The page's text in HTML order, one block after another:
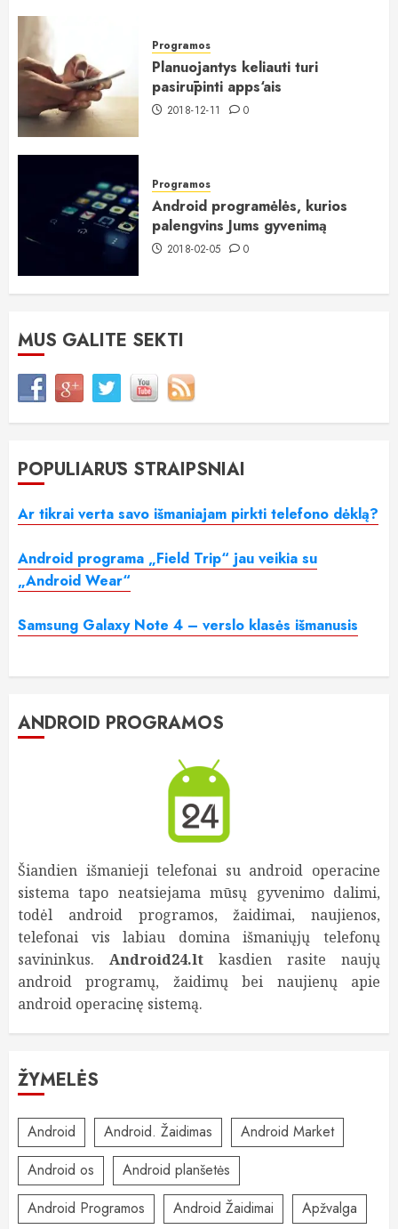
Programos
Planuojantys keliauti turi
pasirūpinti apps‘ais
2018-12-11 0
Programos
Android programėlės, kurios
palengvins Jums gyvenimą
2018-02-05 0
MUS GALITE SEKTI
POPULIARŪS STRAIPSNIAI
Ar tikrai verta savo išmaniajam pirkti telefono dėklą?
Android programa „Field Trip“ jau veikia su
„Android Wear“
Samsung Galaxy Note 4 – verslo klasės išmanusis
ANDROID PROGRAMOS
Šiandien išmanieji telefonai su android operacine
sistema tapo neatsiejama mūsų gyvenimo dalimi,
todėl android programos, žaidimai, naujienos,
telefonai vis labiau domina išmaniųjų telefonų
savininkus. Android24.lt kasdien rasite naujų
android programų, žaidimų bei naujienų apie
android operacinę sistemą.
ŽYMELĖS
Android Android. Žaidimas
Android Market
Android os
Android planšetės
Android Programos
Android Žaidimai
Apžvalga